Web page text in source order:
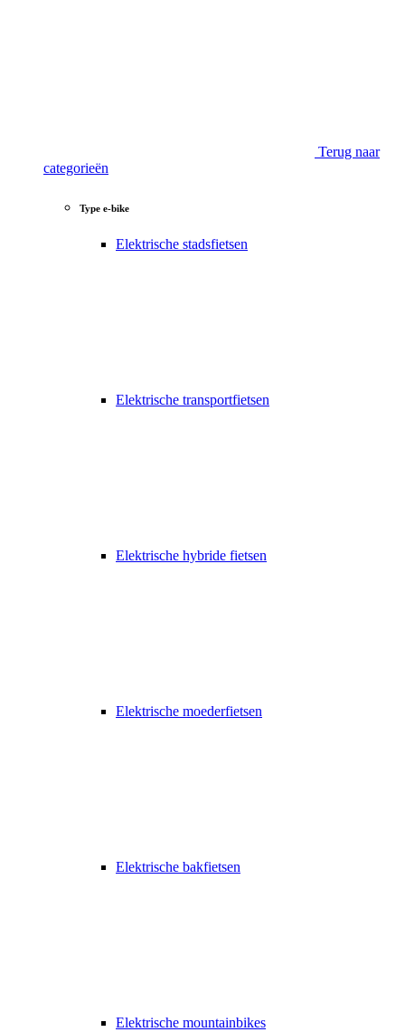
Terug naar
categorieën
Type e-bike
Elektrische stadsfietsen
Elektrische transportfietsen
Elektrische hybride fietsen
Elektrische moederfietsen
Elektrische bakfietsen
Elektrische mountainbikes